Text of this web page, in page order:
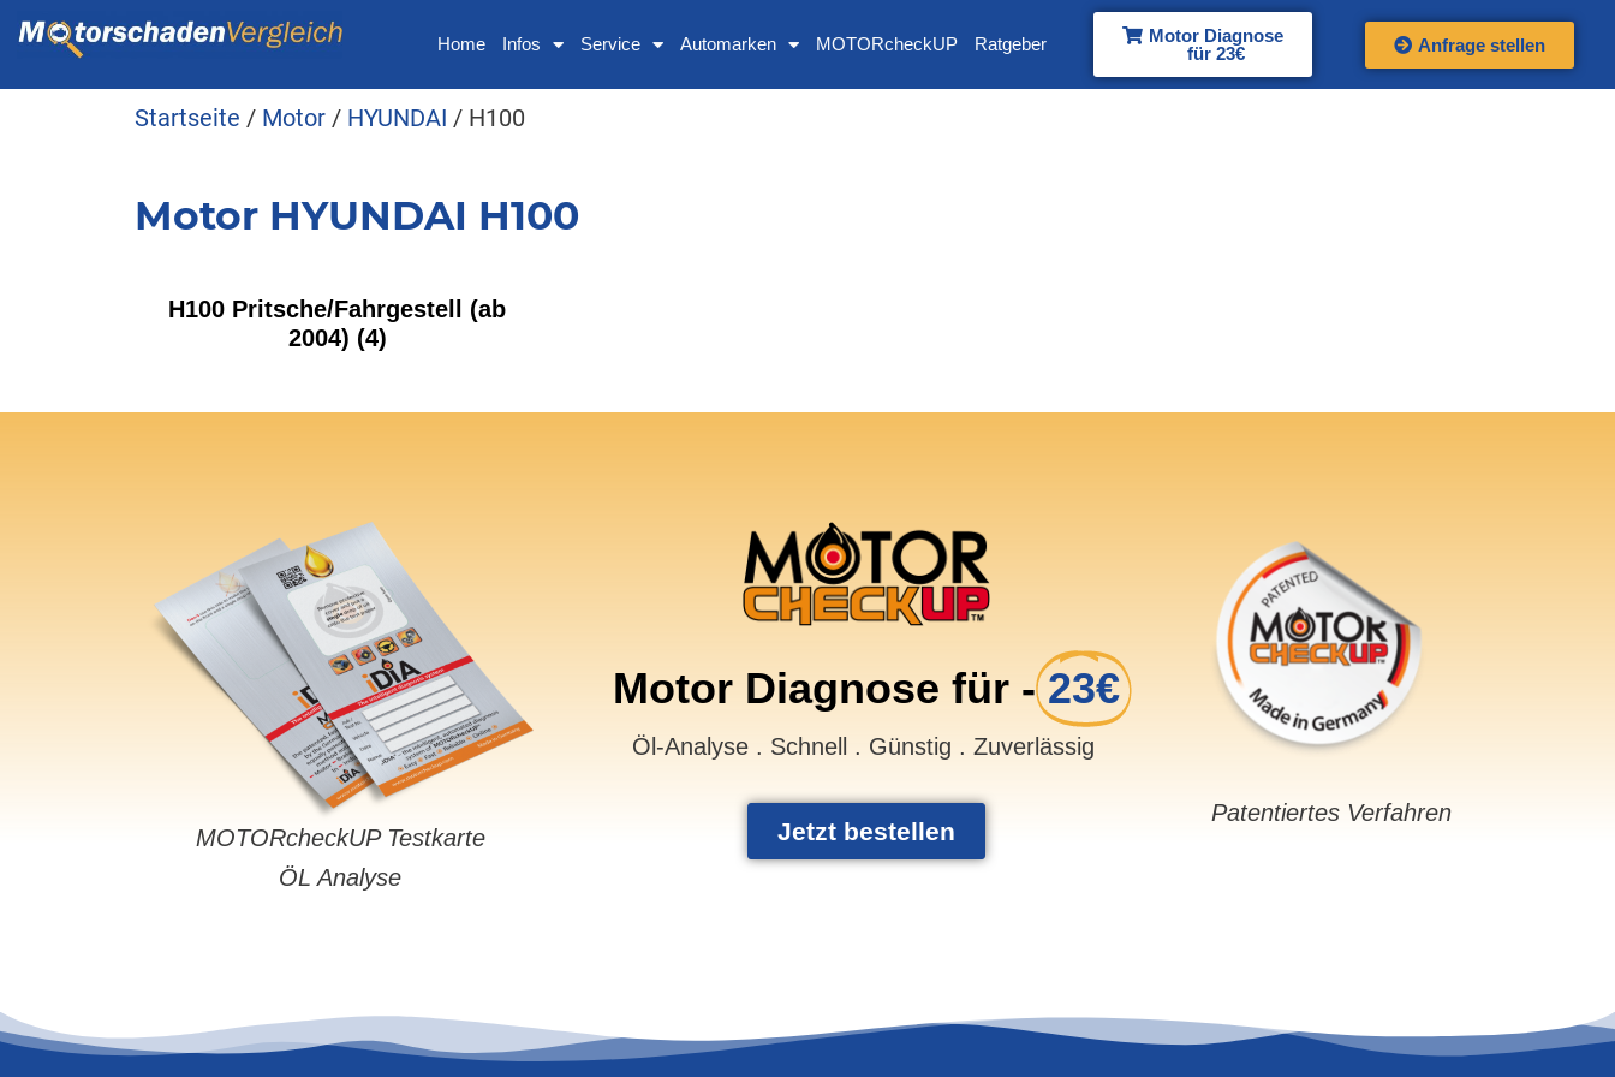
Home Infos Service Automarken MOTORcheckUP Ratgeber
Motor Diagnose
für 23€
Anfrage stellen
Startseite / Motor / HYUNDAI / H100
Motor HYUNDAI H100
H100 Pritsche/Fahrgestell (ab
2004) (4)
MOTORcheckUP Testkarte
ÖL Analyse
Motor Diagnose für - 23€
Öl-Analyse . Schnell . Günstig . Zuverlässig
Jetzt bestellen
Patentiertes Verfahren